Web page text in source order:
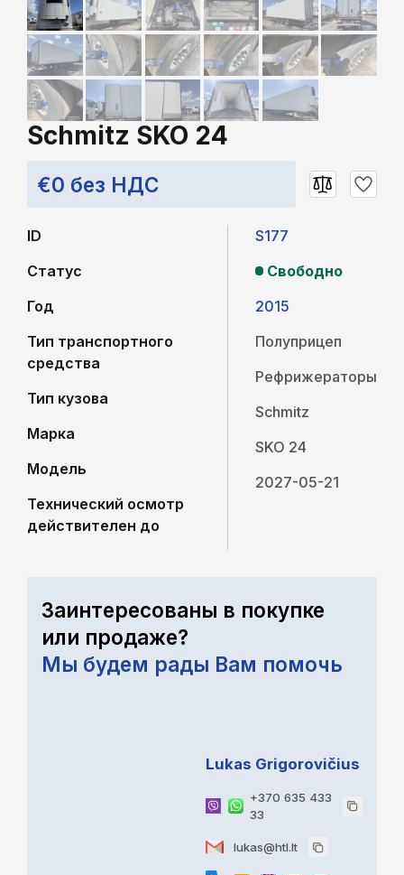
Schmitz SKO 24
€0 без НДС
ID
Статус
Год
Тип транспортного
средства
Тип кузова
Марка
Модель
Технический осмотр
действителен до
S177
Свободно
2015
Полуприцеп
Рефрижераторы
Schmitz
SKO 24
2027-05-21
Заинтересованы в покупке
или продаже?
Мы будем рады Вам помочь
Lukas Grigorovičius
+370 635 433
33
lukas@htl.lt